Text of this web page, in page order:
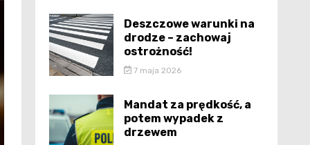
Deszczowe warunki na
drodze – zachowaj
ostrożność!
7 maja 2026
Mandat za prędkość, a
potem wypadek z
drzewem